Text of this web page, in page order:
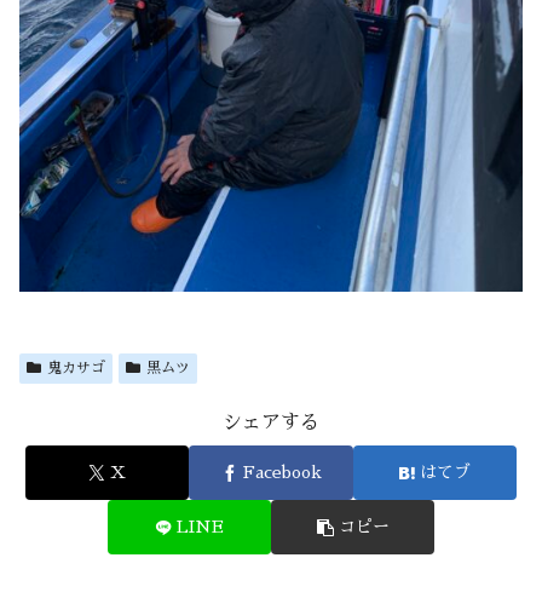
鬼カサゴ 黒ムツ
シェアする
X Facebook はてブ
LINE コピー